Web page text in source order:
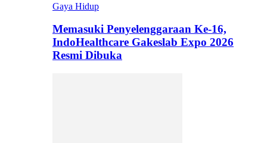
Gaya Hidup
Memasuki Penyelenggaraan Ke-16,
IndoHealthcare Gakeslab Expo 2026
Resmi Dibuka